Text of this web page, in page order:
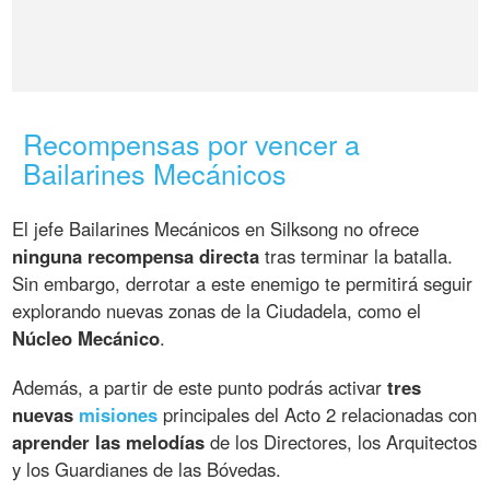
Recompensas por vencer a
Bailarines Mecánicos
El jefe Bailarines Mecánicos en Silksong no ofrece
ninguna recompensa directa tras terminar la batalla.
Sin embargo, derrotar a este enemigo te permitirá seguir
explorando nuevas zonas de la Ciudadela, como el
Núcleo Mecánico.
Además, a partir de este punto podrás activartres
nuevas misiones principales del Acto 2 relacionadas con
aprender las melodías de los Directores, los Arquitectos
y los Guardianes de las Bóvedas.